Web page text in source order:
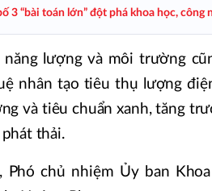
3 “bài toán lớn” đột phá khoa học, công
lượng và môi trường
nhân tạo tiêu thụ lượng
và tiêu chuẩn xanh, tăng
thải.